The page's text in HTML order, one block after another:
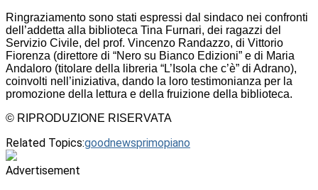
Ringraziamento sono stati espressi dal sindaco nei confronti
dell’addetta alla biblioteca Tina Furnari, dei ragazzi del
Servizio Civile, del prof. Vincenzo Randazzo, di Vittorio
Fiorenza (direttore di “Nero su Bianco Edizioni” e di Maria
Andaloro (titolare della libreria “L’Isola che c’è” di Adrano),
coinvolti nell’iniziativa, dando la loro testimonianza per la
promozione della lettura e della fruizione della biblioteca.
© RIPRODUZIONE RISERVATA
Related Topics:goodnewsprimopiano
Advertisement